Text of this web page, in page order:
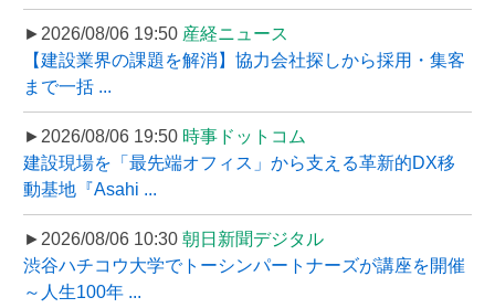
►2026/08/06 19:50 産経ニュース
【建設業界の課題を解消】協力会社探しから採用・集客
まで一括 ...
►2026/08/06 19:50 時事ドットコム
建設現場を「最先端オフィス」から支える革新的DX移
動基地『Asahi ...
►2026/08/06 10:30 朝日新聞デジタル
渋谷ハチコウ大学でトーシンパートナーズが講座を開催
～人生100年 ...